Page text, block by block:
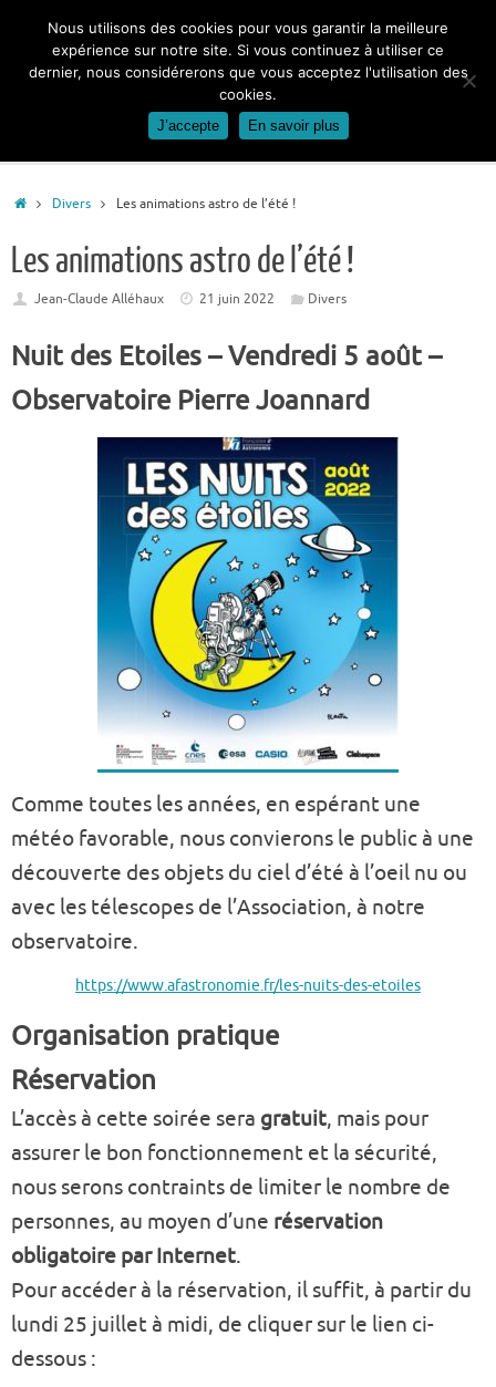
contenu
AccueilDivers Les animations astro de l’été !
Les animations astro de l’été !
Jean-Claude Alléhaux 21 juin 2022 Divers
Nuit des Etoiles – Vendredi 5 août –
Observatoire Pierre Joannard
Comme toutes les années, en espérant une
météo favorable, nous convierons le public à une
découverte des objets du ciel d’été à l’oeil nu ou
avec les télescopes de l’Association, à notre
observatoire.
https://www.afastronomie.fr/les-nuits-des-etoiles
Organisation pratique
Réservation
L’accès à cette soirée sera gratuit, mais pour
assurer le bon fonctionnement et la sécurité,
nous serons contraints de limiter le nombre de
personnes, au moyen d’une réservation
obligatoire par Internet.
Pour accéder à la réservation, il suffit, à partir du
lundi 25 juillet à midi, de cliquer sur le lien ci-
dessous :
Nous utilisons des cookies pour vous garantir la meilleure
expérience sur notre site. Si vous continuez à utiliser ce
dernier, nous considérerons que vous acceptez l'utilisation des
cookies.
J’accepte En savoir plus